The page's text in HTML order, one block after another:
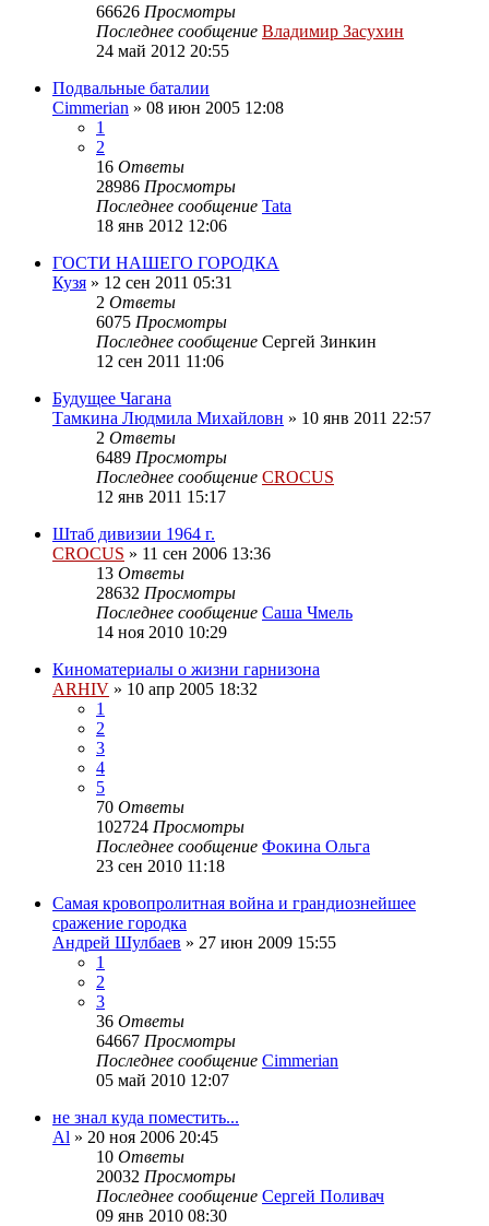
66626 Просмотры
Последнее сообщение Владимир Засухин
24 май 2012 20:55
Подвальные баталии
Cimmerian » 08 июн 2005 12:08
1
2
16 Ответы
28986 Просмотры
Последнее сообщение Tata
18 янв 2012 12:06
ГОСТИ НАШЕГО ГОРОДКА
Кузя » 12 сен 2011 05:31
2 Ответы
6075 Просмотры
Последнее сообщение Сергей Зинкин
12 сен 2011 11:06
Будущее Чагана
Тамкина Людмила Михайловн » 10 янв 2011 22:57
2 Ответы
6489 Просмотры
Последнее сообщение CROCUS
12 янв 2011 15:17
Штаб дивизии 1964 г.
CROCUS » 11 сен 2006 13:36
13 Ответы
28632 Просмотры
Последнее сообщение Саша Чмель
14 ноя 2010 10:29
Киноматериалы о жизни гарнизона
ARHIV » 10 апр 2005 18:32
1
2
3
4
5
70 Ответы
102724 Просмотры
Последнее сообщение Фокина Ольга
23 сен 2010 11:18
Самая кровопролитная война и грандиознейшее
сражение городка
Андрей Шулбаев » 27 июн 2009 15:55
1
2
3
36 Ответы
64667 Просмотры
Последнее сообщение Cimmerian
05 май 2010 12:07
не знал куда поместить...
Al » 20 ноя 2006 20:45
10 Ответы
20032 Просмотры
Последнее сообщение Сергей Поливач
09 янв 2010 08:30